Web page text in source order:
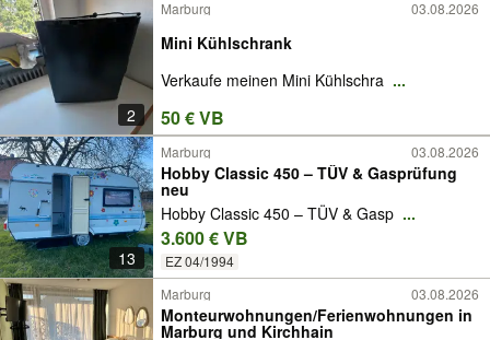
2
Marburg 03.08.2026
Mini Kühlschrank
Verkaufe meinen Mini Kühlschra ...
50 € VB
13
Marburg 03.08.2026
Hobby Classic 450 – TÜV & Gasprüfung
neu
Hobby Classic 450 – TÜV & Gasp ...
3.600 € VB
EZ 04/1994
Marburg 03.08.2026
Monteurwohnungen/Ferienwohnungen in
Marburg und Kirchhain